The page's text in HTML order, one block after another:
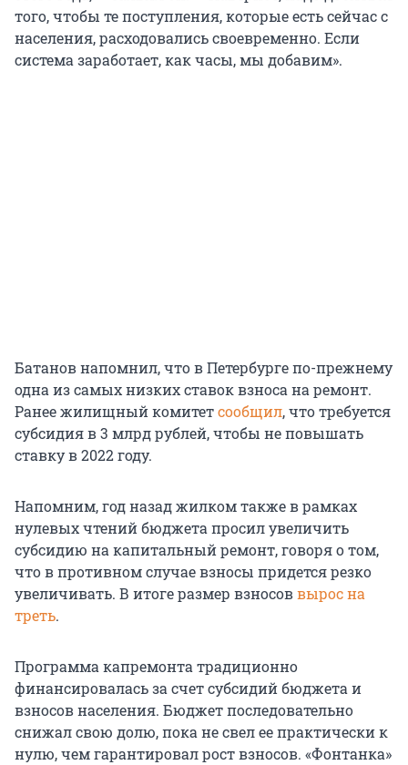
того, чтобы те поступления, которые есть сейчас с
населения, расходовались своевременно. Если
система заработает, как часы, мы добавим».
Батанов напомнил, что в Петербурге по-прежнему
одна из самых низких ставок взноса на ремонт.
Ранее жилищный комитетсообщил, что требуется
субсидия в 3 млрд рублей, чтобы не повышать
ставку в 2022 году.
Напомним, год назад жилком также в рамках
нулевых чтений бюджета просил увеличить
субсидию на капитальный ремонт, говоря о том,
что в противном случае взносы придется резко
увеличивать. В итоге размер взносоввырос на
треть.
Программа капремонта традиционно
финансировалась за счет субсидий бюджета и
взносов населения. Бюджет последовательно
снижал свою долю, пока не свел ее практически к
нулю, чем гарантировал рост взносов. «Фонтанка»